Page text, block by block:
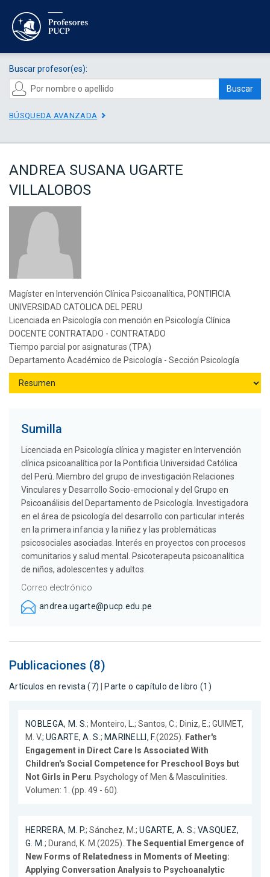
Buscar profesor(es):
Buscar
BÚSQUEDA AVANZADA
ANDREA SUSANA UGARTE
VILLALOBOS
Magíster en Intervención Clínica Psicoanalítica, PONTIFICIA
UNIVERSIDAD CATOLICA DEL PERU
Licenciada en Psicología con mención en Psicología Clínica
DOCENTE CONTRATADO - CONTRATADO
Tiempo parcial por asignaturas (TPA)
Departamento Académico de Psicología - Sección Psicología
Sumilla
Licenciada en Psicología clínica y magister en Intervención
clínica psicoanalítica por la Pontificia Universidad Católica
del Perú. Miembro del grupo de investigación Relaciones
Vinculares y Desarrollo Socio-emocional y del Grupo en
Psicoanálisis del Departamento de Psicología. Investigadora
en el área de psicología del desarrollo con particular interés
en la primera infancia y la niñez y las problemáticas
psicosociales asociadas. Interés en proyectos con procesos
comunitarios y salud mental. Psicoterapeuta psicoanalítica
de niños, adolescentes y adultos.
Correo electrónico
andrea.ugarte@pucp.edu.pe
Publicaciones (8)
Artículos en revista (7) Parte o capítulo de libro (1)
NOBLEGA, M. S.; Monteiro, L.; Santos, C.; Diniz, E.; GUIMET,
M. V.; UGARTE, A. S. ; MARINELLI, F.(2025).
Father's
Engagement in Direct Care Is Associated With
Children's Social Competence for Preschool Boys but
Not Girls in Peru . Psychology of Men & Masculinities.
Volumen: 1. (pp. 49 - 60).
HERRERA, M. P.; Sánchez, M.;UGARTE, A. S.;VASQUEZ,
G. M. ; Durand, K. M.(2025). The Sequential Emergence of
New Forms of Relatedness in Moments of Meeting:
Applying Conversation Analysis to Psychoanalytic